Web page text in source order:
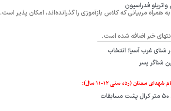
مربیانی که کلاس بازآموزی را گذرانده‌اند، امکان پذیر است.
خبر اضافه شده است.
سمنان (رده سنی ۱۲-۱۱ سال):
فدراسیون
غرب آسیا؛ انتخاب
شناگر پسر
صعود هومر عباسی به فینال ۵۰ متر کرال پشت مسابقات